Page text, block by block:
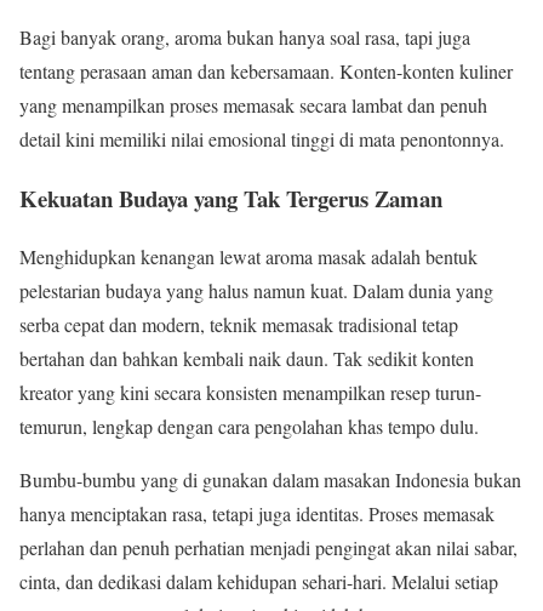
Bagi banyak orang, aroma bukan hanya soal rasa, tapi juga
tentang perasaan aman dan kebersamaan. Konten-konten kuliner
yang menampilkan proses memasak secara lambat dan penuh
detail kini memiliki nilai emosional tinggi di mata penontonnya.
Kekuatan Budaya yang Tak Tergerus Zaman
Menghidupkan kenangan lewat aroma masak adalah bentuk
pelestarian budaya yang halus namun kuat. Dalam dunia yang
serba cepat dan modern, teknik memasak tradisional tetap
bertahan dan bahkan kembali naik daun. Tak sedikit konten
kreator yang kini secara konsisten menampilkan resep turun-
temurun, lengkap dengan cara pengolahan khas tempo dulu.
Bumbu-bumbu yang di gunakan dalam masakan Indonesia bukan
hanya menciptakan rasa, tetapi juga identitas. Proses memasak
perlahan dan penuh perhatian menjadi pengingat akan nilai sabar,
cinta, dan dedikasi dalam kehidupan sehari-hari. Melalui setiap